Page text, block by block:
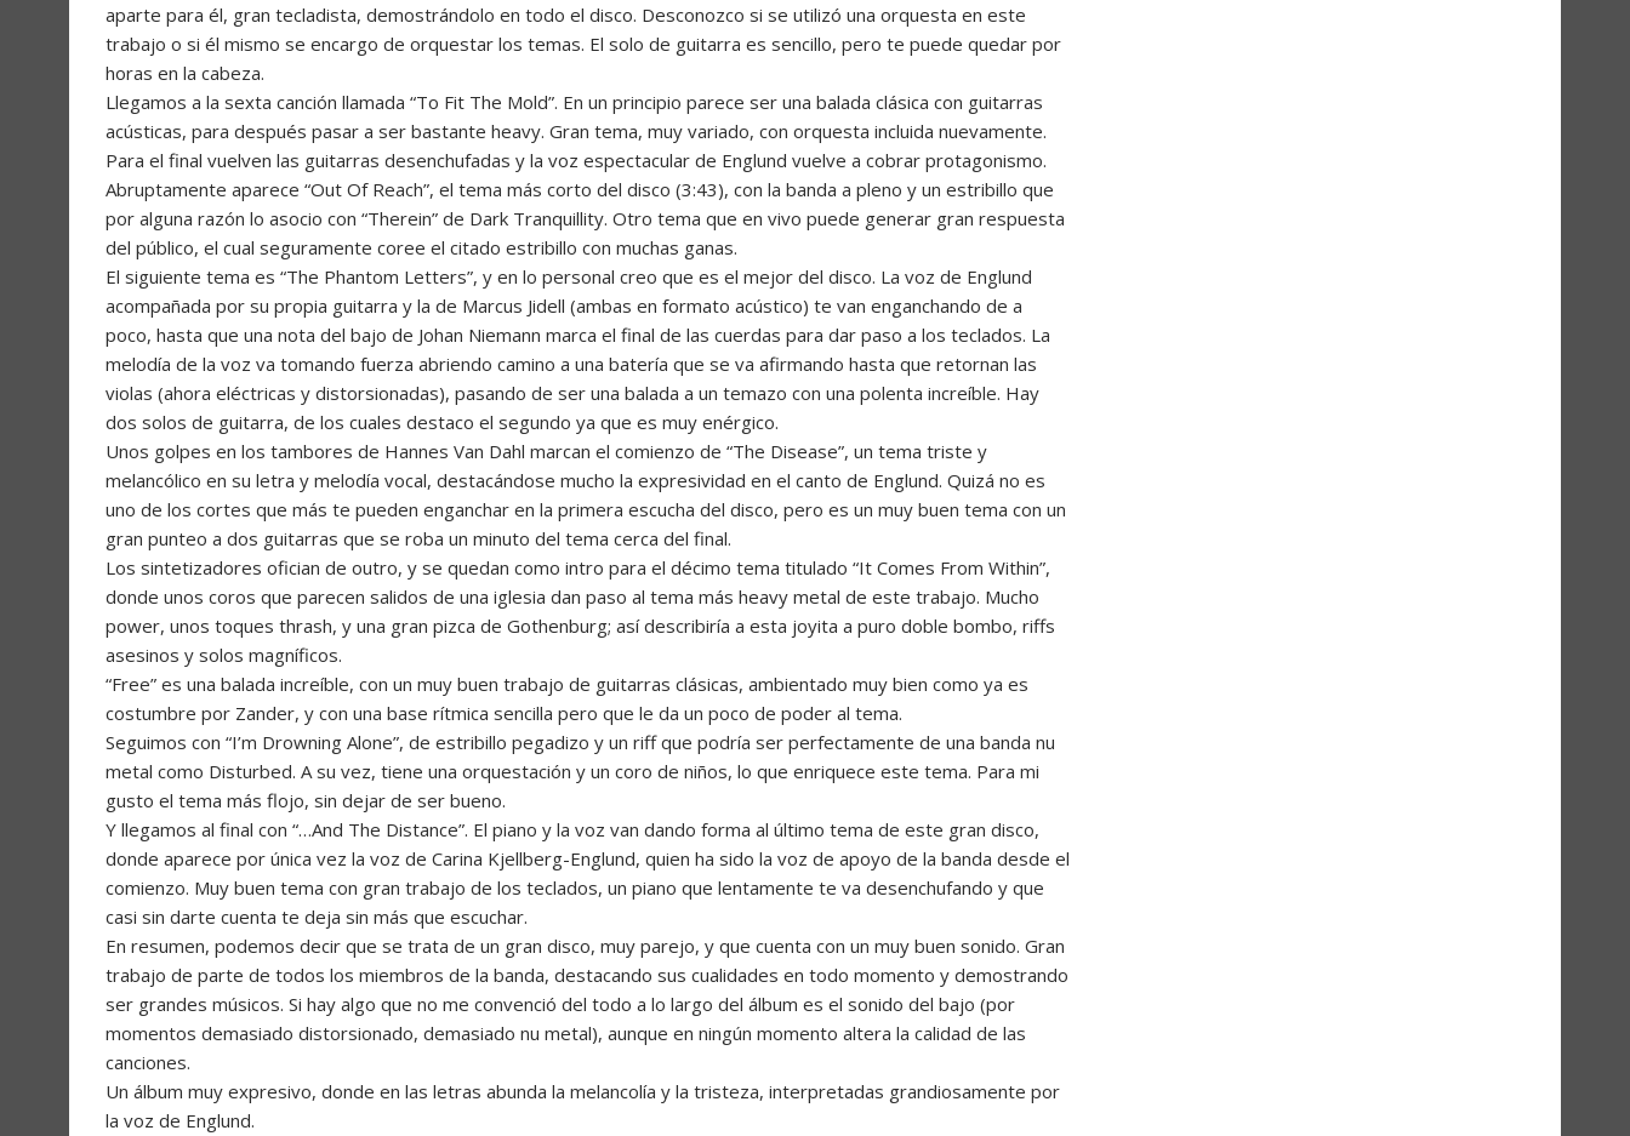
aparte para él, gran tecladista, demostrándolo en todo el disco. Desconozco si se utilizó una orquesta en este
trabajo o si él mismo se encargo de orquestar los temas. El solo de guitarra es sencillo, pero te puede quedar por
horas en la cabeza.
Llegamos a la sexta canción llamada “To Fit The Mold”. En un principio parece ser una balada clásica con guitarras
acústicas, para después pasar a ser bastante heavy. Gran tema, muy variado, con orquesta incluida nuevamente.
Para el final vuelven las guitarras desenchufadas y la voz espectacular de Englund vuelve a cobrar protagonismo.
Abruptamente aparece “Out Of Reach”, el tema más corto del disco (3:43), con la banda a pleno y un estribillo que
por alguna razón lo asocio con “Therein” de Dark Tranquillity. Otro tema que en vivo puede generar gran respuesta
del público, el cual seguramente coree el citado estribillo con muchas ganas.
El siguiente tema es “The Phantom Letters”, y en lo personal creo que es el mejor del disco. La voz de Englund
acompañada por su propia guitarra y la de Marcus Jidell (ambas en formato acústico) te van enganchando de a
poco, hasta que una nota del bajo de Johan Niemann marca el final de las cuerdas para dar paso a los teclados. La
melodía de la voz va tomando fuerza abriendo camino a una batería que se va afirmando hasta que retornan las
violas (ahora eléctricas y distorsionadas), pasando de ser una balada a un temazo con una polenta increíble. Hay
dos solos de guitarra, de los cuales destaco el segundo ya que es muy enérgico.
Unos golpes en los tambores de Hannes Van Dahl marcan el comienzo de “The Disease”, un tema triste y
melancólico en su letra y melodía vocal, destacándose mucho la expresividad en el canto de Englund. Quizá no es
uno de los cortes que más te pueden enganchar en la primera escucha del disco, pero es un muy buen tema con un
gran punteo a dos guitarras que se roba un minuto del tema cerca del final.
Los sintetizadores ofician de outro, y se quedan como intro para el décimo tema titulado “It Comes From Within”,
donde unos coros que parecen salidos de una iglesia dan paso al tema más heavy metal de este trabajo. Mucho
power, unos toques thrash, y una gran pizca de Gothenburg; así describiría a esta joyita a puro doble bombo, riffs
asesinos y solos magníficos.
“Free” es una balada increíble, con un muy buen trabajo de guitarras clásicas, ambientado muy bien como ya es
costumbre por Zander, y con una base rítmica sencilla pero que le da un poco de poder al tema.
Seguimos con “I’m Drowning Alone”, de estribillo pegadizo y un riff que podría ser perfectamente de una banda nu
metal como Disturbed. A su vez, tiene una orquestación y un coro de niños, lo que enriquece este tema. Para mi
gusto el tema más flojo, sin dejar de ser bueno.
Y llegamos al final con “…And The Distance”. El piano y la voz van dando forma al último tema de este gran disco,
donde aparece por única vez la voz de Carina Kjellberg-Englund, quien ha sido la voz de apoyo de la banda desde el
comienzo. Muy buen tema con gran trabajo de los teclados, un piano que lentamente te va desenchufando y que
casi sin darte cuenta te deja sin más que escuchar.
En resumen, podemos decir que se trata de un gran disco, muy parejo, y que cuenta con un muy buen sonido. Gran
trabajo de parte de todos los miembros de la banda, destacando sus cualidades en todo momento y demostrando
ser grandes músicos. Si hay algo que no me convenció del todo a lo largo del álbum es el sonido del bajo (por
momentos demasiado distorsionado, demasiado nu metal), aunque en ningún momento altera la calidad de las
canciones.
Un álbum muy expresivo, donde en las letras abunda la melancolía y la tristeza, interpretadas grandiosamente por
la voz de Englund.